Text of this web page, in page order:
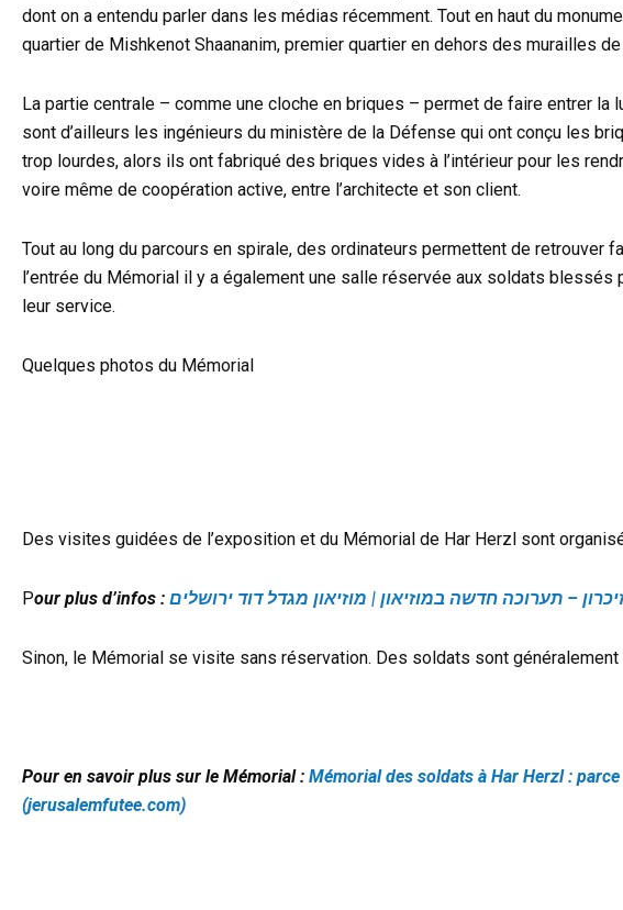
dont on a entendu parler dans les médias récemment. Tout en haut du
quartier de Mishkenot Shaananim, premier quartier en dehors des murailles
La partie centrale – comme une cloche en briques – permet de faire entrer la
sont d’ailleurs les ingénieurs du ministère de la Défense qui ont conçu les
trop lourdes, alors ils ont fabriqué des briques vides à l’intérieur pour les
voire même de coopération active, entre l’architecte et son client.
Tout au long du parcours en spirale, des ordinateurs permettent de retrouver
l’entrée du Mémorial il y a également une salle réservée aux soldats
leur service.
Quelques photos du Mémorial
Des visites guidées de l’exposition et du Mémorial de Har Herzl sont
Pour plus d’infos :
Sinon, le Mémorial se visite sans réservation. Des soldats sont
Pour en savoir plus sur le Mémorial : Mémorial des soldats à Har Herzl :
(jerusalemfutee.com)